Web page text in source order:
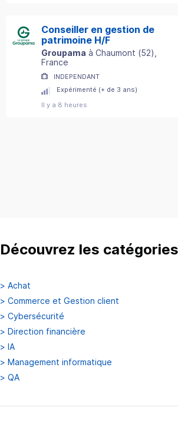
Conseiller en gestion de
patrimoine H/F
Groupama à Chaumont (52)
France
INDEPENDANT
Expérimenté (+ de 3 ans)
Il y a 8 heures
Découvrez les
> Achat
> Commerce et Gestion client
> Cybersécurité
> Direction financière
> IA
> Management informatique
> QA